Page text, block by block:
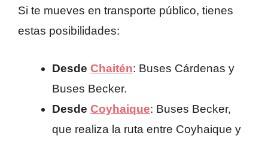
Si te mueves en transporte público, tienes
estas posibilidades:
Desde Chaitén: Buses Cárdenas y
Buses Becker.
Desde Coyhaique: Buses Becker,
que realiza la ruta entre Coyhaique y